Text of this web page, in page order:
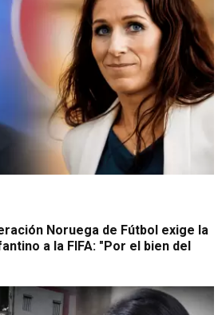
Noruega de Fútbol exige la
a la FIFA: "Por el bien del